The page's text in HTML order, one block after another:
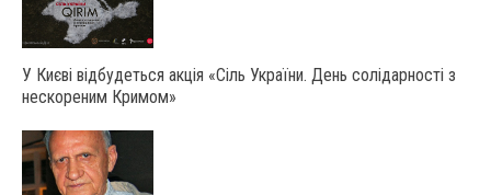
У Києві відбудеться акція «Сіль України. День солідарності з
нескореним Кримом»